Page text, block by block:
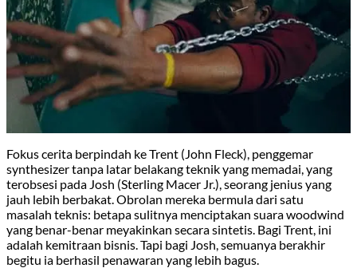
Fokus cerita berpindah ke Trent (John Fleck), penggemar
synthesizer tanpa latar belakang teknik yang memadai, yang
terobsesi pada Josh (Sterling Macer Jr.), seorang jenius yang
jauh lebih berbakat. Obrolan mereka bermula dari satu
masalah teknis: betapa sulitnya menciptakan suara woodwind
yang benar-benar meyakinkan secara sintetis. Bagi Trent, ini
adalah kemitraan bisnis. Tapi bagi Josh, semuanya berakhir
begitu ia berhasil penawaran yang lebih bagus.